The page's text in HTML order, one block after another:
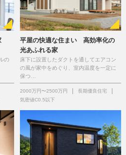
の
平屋の快適な住まい 高効率化の
光あふれる家
床下に設置したダクトを通してエアコン
の風が家中をめぐり、室内温度を一定に
保つ…
2000万円〜2500万円
長期優良住宅
気密値C0.5以下